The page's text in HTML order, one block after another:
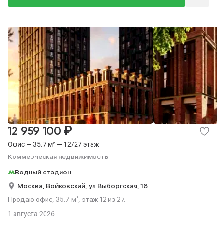
Офис — 35.7 м² — 12/27 этаж
Коммерческая недвижимость
12 959 100 ₽
Водный стадион
Москва, Войковский, ул Выборгская, 18
Продаю офис, 35.7 м², этаж 12 из 27.
1 августа 2026